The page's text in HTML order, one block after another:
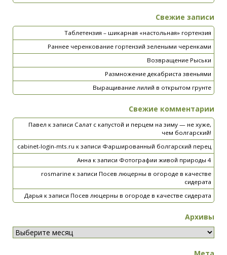
Свежие записи
Таблетензия – шикарная «настольная» гортензия
Раннее черенкование гортензий зелеными черенками
Возвращение Рыськи
Размножение декабриста звеньями
Выращивание лилий в открытом грунте
Свежие комментарии
Павел к записи Салат с капустой и перцем на зиму — не хуже,
чем болгарский!
cabinet-login-mts.ru к записи Фаршированный болгарский перец
Анна к записи Фотографии живой природы 4
rosmarine к записи Посев люцерны в огороде в качестве
сидерата
Дарья к записи Посев люцерны в огороде в качестве сидерата
Архивы